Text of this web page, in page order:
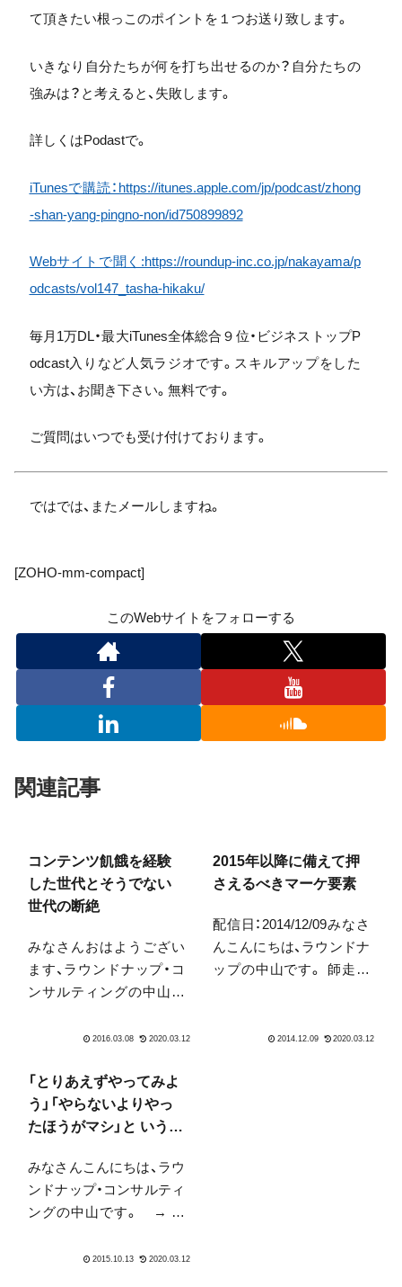
て頂きたい根っこのポイントを１つお送り致します。
いきなり自分たちが何を打ち出せるのか？自分たちの
強みは？と考えると、失敗します。
詳しくはPodastで。
iTunesで購読：https://itunes.apple.com/jp/podcast/zhong
-shan-yang-pingno-non/id750899892
Webサイトで聞く:https://roundup-inc.co.jp/nakayama/p
odcasts/vol147_tasha-hikaku/
毎月1万DL・最大iTunes全体総合９位・ビジネストップP
odcast入りなど人気ラジオです。スキルアップをした
い方は、お聞き下さい。無料です。
ご質問はいつでも受け付けております。
ではでは、またメールしますね。
[ZOHO-mm-compact]
このWebサイトをフォローする
関連記事
コンテンツ飢餓を経験
した世代とそうでない
世代の断絶
みなさんおはようござい
ます、ラウンドナップ・コ
ンサルティングの中山で
の話の続きの予定でした
きたいことができたので、
一旦その話題をはさみま
す、申し訳ありません。----
2015年以降に備えて押
さえるべきマーケ要素
配信日：2014/12/09みなさ
んこんにちは、ラウンドナ
ップの中山です。 師走に
か読めない日々が続きま
「とりあえずやってみよ
う」「やらないよりやっ
たほうがマシ」と いう言
みなさんこんにちは、ラウ
ンドナップ・コンサルティ
ングの中山です。 → 三
けですね。弊社はその前